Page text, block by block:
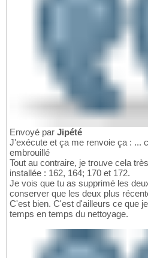
Envoyé par Jipété
J'exécute et ça me renvoie ça : ...
embrouillé
Tout au contraire, je trouve cela
installée : 162, 164; 170 et 172.
Je vois que tu as supprimé les
conserver que les deux plus
C'est bien. C'est d'ailleurs ce que
temps en temps du nettoyage.